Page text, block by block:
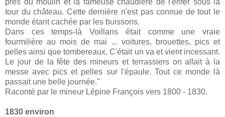
près du moulin et la fameuse chaudière de l'enfer sous la
tour du château. Cette dernière n'est pas connue de tout le
monde étant cachée par les buissons.
Dans ces temps-là Voillans était comme une vraie
fourmilière au mois de mai ... voitures, brouettes, pics et
pelles ainsi que tombereaux. C'était un va et vient incessant.
Le jour de la fête des mineurs et terrassiers on allait à la
messe avec pics et pelles sur l'épaule. Tout ce monde là
passait une belle journée."
Raconté par le mineur Lépine François vers 1800 - 1830.
1830 environ